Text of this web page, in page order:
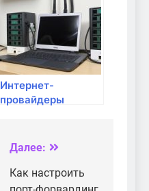
Интернет-
провайдеры
Далее:
Как настроить